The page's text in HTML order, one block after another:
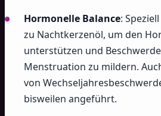
Hormonelle Balance:
zu Nachtkerzenöl, um den
unterstützen und
Menstruation zu mildern.
von
bisweilen angeführt.